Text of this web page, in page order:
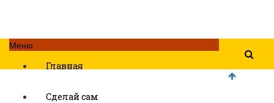
Меню
Главная
Сделай сам